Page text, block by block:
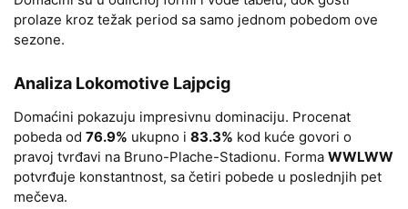
prolaze kroz težak period sa samo jednom pobedom ove
sezone.
Analiza Lokomotive Lajpcig
Domaćini pokazuju impresivnu dominaciju. Procenat
pobeda od 76.9% ukupno i 83.3% kod kuće govori o
pravoj tvrđavi na Bruno-Plache-Stadionu. Forma WWLWW
potvrđuje konstantnost, sa četiri pobede u poslednjih pet
mečeva.